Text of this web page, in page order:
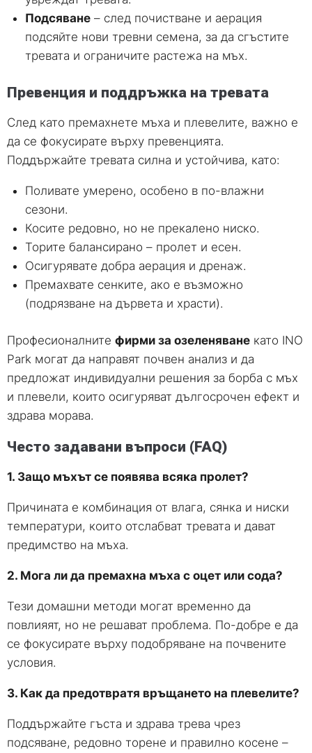
Подсяване– след почистване и аерация
подсяйте нови тревни семена, за да сгъстите
тревата и ограничите растежа на мъх.
Превенция и поддръжка на тревата
След като премахнете мъха и плевелите, важно е
да се фокусирате върху превенцията.
Поддържайте тревата силна и устойчива, като:
Поливате умерено, особено в по-влажни
сезони.
Косите редовно, но не прекалено ниско.
Торите балансирано – пролет и есен.
Осигурявате добра аерация и дренаж.
Премахвате сенките, ако е възможно
(подрязване на дървета и храсти).
Професионалните фирми за озеленяване като INO
Park могат да направят почвен анализ и да
предложат индивидуални решения за борба с мъх
и плевели, които осигуряват дългосрочен ефект и
здрава морава.
Често задавани въпроси (FAQ)
1. Защо мъхът се появява всяка пролет?
Причината е комбинация от влага, сянка и ниски
температури, които отслабват тревата и дават
предимство на мъха.
2. Мога ли да премахна мъха с оцет или сода?
Тези домашни методи могат временно да
повлияят, но не решават проблема. По-добре е да
се фокусирате върху подобряване на почвените
условия.
3. Как да предотвратя връщането на плевелите?
Поддържайте гъста и здрава трева чрез
подсяване, редовно торене и правилно косене –